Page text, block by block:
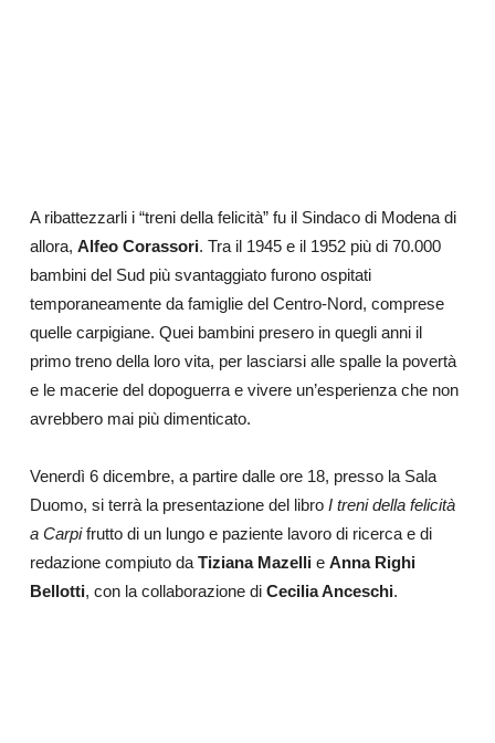
A ribattezzarli i “treni della felicità” fu il Sindaco di Modena di
allora, Alfeo Corassori. Tra il 1945 e il 1952 più di 70.000
bambini del Sud più svantaggiato furono ospitati
temporaneamente da famiglie del Centro-Nord, comprese
quelle carpigiane. Quei bambini presero in quegli anni il
primo treno della loro vita, per lasciarsi alle spalle la povertà
e le macerie del dopoguerra e vivere un’esperienza che non
avrebbero mai più dimenticato.
Venerdì 6 dicembre, a partire dalle ore 18, presso la Sala
Duomo, si terrà la presentazione del libro Itreni della felicità
a Carpifrutto di un lungo e paziente lavoro di ricerca e di
redazione compiuto da Tiziana Mazelli e Anna Righi
Bellotti, con la collaborazione di Cecilia Anceschi.